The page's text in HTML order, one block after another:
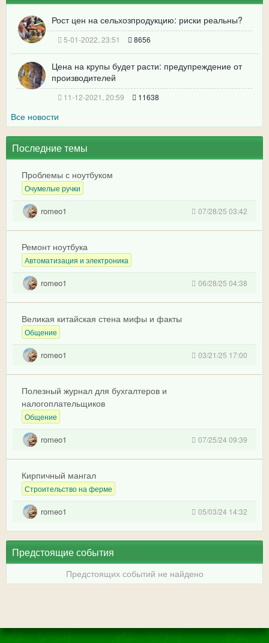
Рост цен на сельхозпродукцию: риски реальны?
5-01-2022, 23:51 8656
Цена на крупы будет расти: предупреждение от
производителей
11-12-2021, 20:59 11638
Все новости
Последние темы
Проблемы с ноутбуком
Очумелые ручки
romeo1 07/28/25 03:42
Ремонт ноутбука
Автоматизация и электроника
romeo1 06/28/25 04:38
Великая китайская стена мифы и факты
Общение
romeo1 03/21/25 17:00
Полезный журнал для бухгалтеров и
налогоплательщиков
Общение
romeo1 07/25/24 09:39
Кирпичный мангал
Строительство на ферме
romeo1 05/03/24 14:32
Предстоящие события
Предстоящих событий не найдено